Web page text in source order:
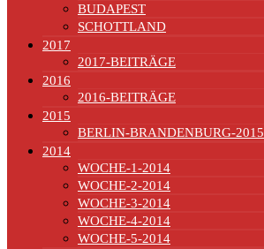
BUDAPEST
SCHOTTLAND
2017
2017-BEITRÄGE
2016
2016-BEITRÄGE
2015
BERLIN-BRANDENBURG-2015
2014
WOCHE-1-2014
WOCHE-2-2014
WOCHE-3-2014
WOCHE-4-2014
WOCHE-5-2014